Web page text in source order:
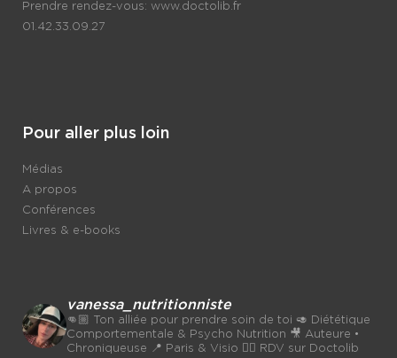
Prendre rendez-vous: www.doctolib.fr
01.42.33.09.27
Pour aller plus loin
Médias
A propos
Conférences
Livres & e-books
vanessa_nutritionniste
👊🏼 Ton alliée pour prendre soin de toi 🥑 Diététique
Comportementale & Psycho Nutrition 🎥 Auteure •
Chroniqueuse 📍 Paris & Visio 👉🏼 RDV sur Doctolib